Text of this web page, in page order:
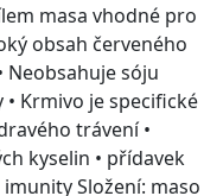
masa vhodné pro
obsah červeného
Neobsahuje sóju
Krmivo je specifické
trávení •
kyselin • přídavek
Složení: maso